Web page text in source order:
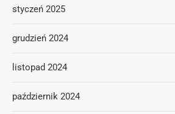
styczeń 2025
grudzień 2024
listopad 2024
październik 2024